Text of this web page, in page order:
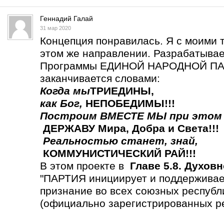
Геннадий Галай
31 мар 2020
Концепция понравилась. Я с моими
этом же направлении.
Программы ЕДИНОЙ НАРОДНОЙ
заканчивается словами:
Когда мыТРИЕДИНЫ,
как Бог, НЕПОБЕДИМЫ!!!
Построим ВМЕСТЕ МЫ при этом
ДЕРЖАВУ Мира, Добра и Света!!!
Реальностью станет, знай,
КОММУНИСТИЧЕСКИЙ РАЙ!!!
В этом проекте в Главе 5.8.
"ПАРТИЯ инициирует и
признание во всех союзных
(официально зарегистрированных